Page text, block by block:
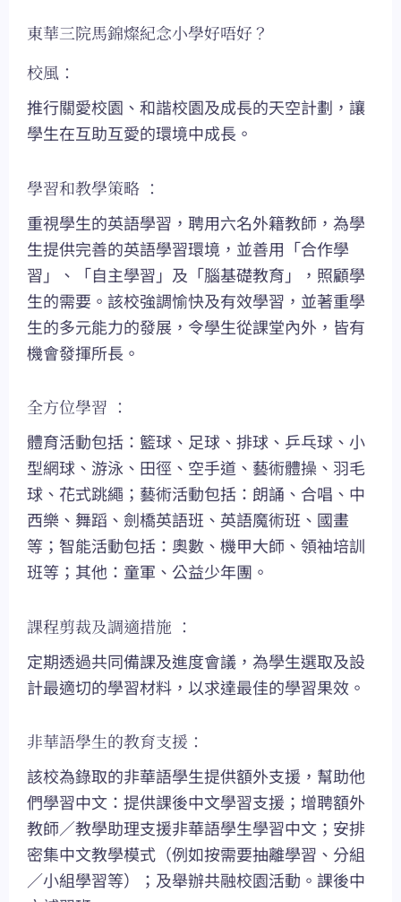
東華三院馬錦燦紀念小學好唔好？
校風：
推行關愛校園、和諧校園及成長的天空計劃，讓
學生在互助互愛的環境中成長。
學習和教學策略 ：
重視學生的英語學習，聘用六名外籍教師，為學
生提供完善的英語學習環境，並善用「合作學
習」、「自主學習」及「腦基礎教育」，照顧學
生的需要。該校強調愉快及有效學習，並著重學
生的多元能力的發展，令學生從課堂內外，皆有
機會發揮所長。
全方位學習 ：
體育活動包括：籃球、足球、排球、乒乓球、小
型網球、游泳、田徑、空手道、藝術體操、羽毛
球、花式跳繩；藝術活動包括：朗誦、合唱、中
西樂、舞蹈、劍橋英語班、英語魔術班、國畫
等；智能活動包括：奧數、機甲大師、領袖培訓
班等；其他：童軍、公益少年團。
課程剪裁及調適措施 ：
定期透過共同備課及進度會議，為學生選取及設
計最適切的學習材料，以求達最佳的學習果效。
非華語學生的教育支援：
該校為錄取的非華語學生提供額外支援，幫助他
們學習中文：提供課後中文學習支援；增聘額外
教師／教學助理支援非華語學生學習中文；安排
密集中文教學模式（例如按需要抽離學習、分組
／小組學習等）；及舉辦共融校園活動。課後中